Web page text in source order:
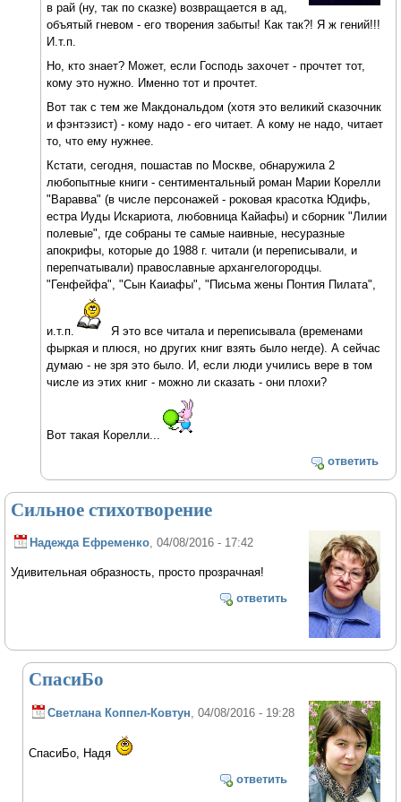
в рай (ну, так по сказке) возвращается в ад,
объятый гневом - его творения забыты! Как так?! Я ж гений!!!
И.т.п.
Но, кто знает? Может, если Господь захочет - прочтет тот,
кому это нужно. Именно тот и прочтет.
Вот так с тем же Макдональдом (хотя это великий сказочник
и фэнтэзист) - кому надо - его читает. А кому не надо, читает
то, что ему нужнее.
Кстати, сегодня, пошастав по Москве, обнаружила 2
любопытные книги - сентиментальный роман Марии Корелли
"Варавва" (в числе персонажей - роковая красотка Юдифь,
естра Иуды Искариота, любовница Кайафы) и сборник "Лилии
полевые", где собраны те самые наивные, несуразные
апокрифы, которые до 1988 г. читали (и переписывали, и
перепчатывали) православные архангелогородцы.
"Генфейфа", "Сын Каиафы", "Письма жены Понтия Пилата",
и.т.п.
Я это все читала и переписывала (временами
фыркая и плюся, но других книг взять было негде). А сейчас
думаю - не зря это было. И, если люди учились вере в том
числе из этих книг - можно ли сказать - они плохи?
Вот такая Корелли...
ответить
Сильное стихотворение
Надежда Ефременко, 04/08/2016 - 17:42
Удивительная образность, просто прозрачная!
ответить
СпасиБо
Светлана Коппел-Ковтун, 04/08/2016 - 19:28
СпасиБо, Надя
ответить